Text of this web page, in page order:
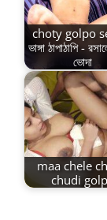
choty golpo
ভাঙ্গা ঠাপাঠাপি -
ভোদা
maa chele
chudi